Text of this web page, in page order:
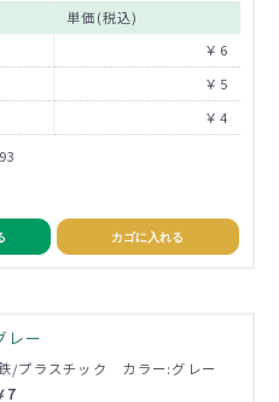
単価(税込)
￥6
￥5
￥4
カゴに入れる
ー
/プラスチック カラー:グレー
7